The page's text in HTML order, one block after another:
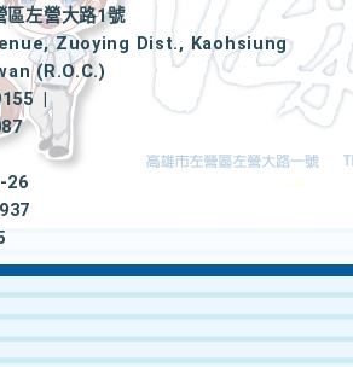
左營大路1號
Zuoying Dist., Kaohsiung
(R.O.C.)
|
26